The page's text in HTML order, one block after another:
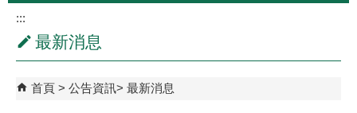
:::
最新消息
首頁 公告資訊 最新消息